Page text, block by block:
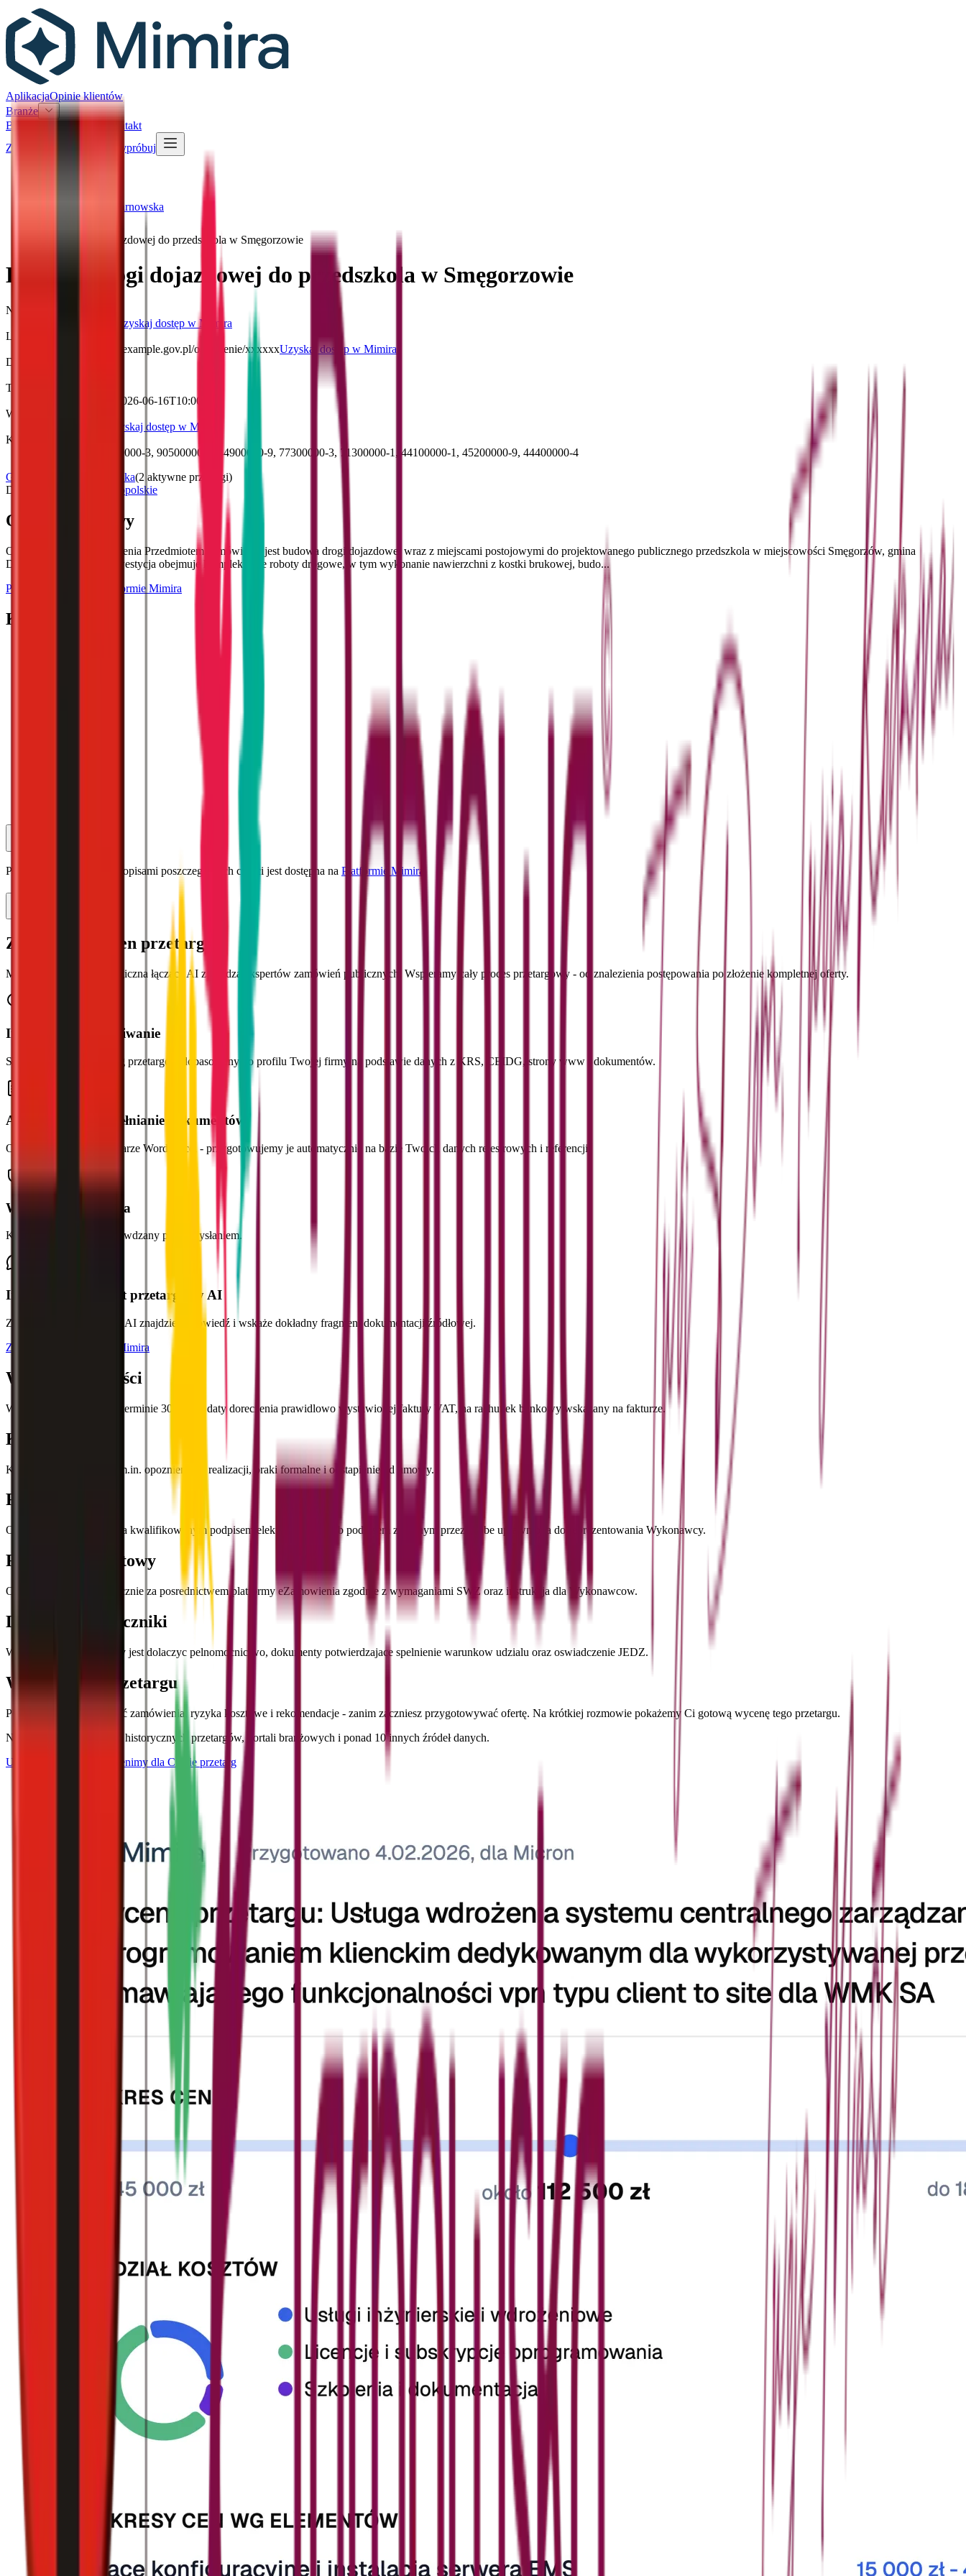
AplikacjaOpinie klientów
Branże
Blog
Kontakt
Zaloguj się
Wypróbuj
Gmina Dąbrowa Tarnowska
Budowa drogi dojazdowej do przedszkola w Smęgorzowie
Budowa drogi dojazdowej do przedszkola w Smęgorzowie
Numer referencyjny
Uzyskaj dostęp w Mimira
Link do ogłoszenia
https://zamowienia.example.gov.pl/ogloszenie/xxxxxxUzyskaj dostęp w Mimira
Data publikacji
Termin składania ofert
2026-06-16T10:00:00
Wadium
Uzyskaj dostęp w Mimira
Kody CPV
45100000-8, 71500000-3, 90500000-2, 44900000-9, 77300000-3, 71300000-1, 44100000-1, 45200000-9, 44400000-4
Gmina Dąbrowa Tarnowska(2 aktywne przetargi)
Dąbrowa Tarnowska
Małopolskie
Opis szczegółowy
Opis Przedmiotu Zamówienia Przedmiotem zamówienia jest budowa drogi dojazdowej wraz z miejscami postojowymi do projektowanego publicznego przedszkola w miejscowości Smęgorzów, gmina
Dąbrowa Tarnowska. Inwestycja obejmuje kompleksowe roboty drogowe, w tym wykonanie nawierzchni z kostki brukowej, budo...
Przeczytaj całość na platformie Mimira
Kryteria oceny
Pełna analiza kryteriów z opisami poszczególnych części jest dostępna na Platformie Mimira
Złóż ofertę na ten przetarg
Mimira to firma technologiczna łącząca AI z wiedzą ekspertów zamówień publicznych. Wspieramy cały proces przetargowy - od znalezienia postępowania po złożenie kompletnej oferty.
Inteligentne wyszukiwanie
Spersonalizowany katalog przetargów dopasowany do profilu Twojej firmy na podstawie danych z KRS, CEIDG, strony www i dokumentów.
Automatyczne wypełnianie dokumentów
Oferty, załączniki, formularze Word/Excel - przygotowujemy je automatycznie na bazie Twoich danych rejestrowych i referencji.
Weryfikacja eksperta
Każdy dokument jest sprawdzany przed wysłaniem.
Inteligentny asystent przetargowy AI
Zadaj pytanie o przetarg - AI znajdzie odpowiedź i wskaże dokładny fragment dokumentacji źródłowej.
Złóż zwycięską ofertę z Mimira
Warunki płatności
Wynagrodzenie platne w terminie 30 dni od daty doreczenia prawidlowo wystawionej faktury VAT, na rachunek bankowy wskazany na fakturze.
Kary umowne
Kary umowne obejmuja m.in. opoznienia w realizacji, braki formalne i odstapienie od umowy.
Forma podpisu
Oferta musi byc podpisana kwalifikowanym podpisem elektronicznym lub podpisem zaufanym przez osobe uprawniona do reprezentowania Wykonawcy.
Formularz ofertowy
Oferta skladana jest wylacznie za posrednictwem platformy eZamowienia zgodnie z wymaganiami SWZ oraz instrukcja dla Wykonawcow.
Dodatkowe załączniki
Wykonawca zobowiazany jest dolaczyc pelnomocnictwo, dokumenty potwierdzajace spelnienie warunkow udzialu oraz oswiadczenie JEDZ.
Wycena tego przetargu
Poznaj szacowaną wartość zamówienia, ryzyka kosztowe i rekomendacje - zanim zaczniesz przygotowywać ofertę. Na krótkiej rozmowie pokażemy Ci gotową wycenę tego przetargu.
Na podstawie podobnych historycznych przetargów, portali branżowych i ponad 10 innych źródeł danych.
Umów spotkanie — wycenimy dla Ciebie przetarg